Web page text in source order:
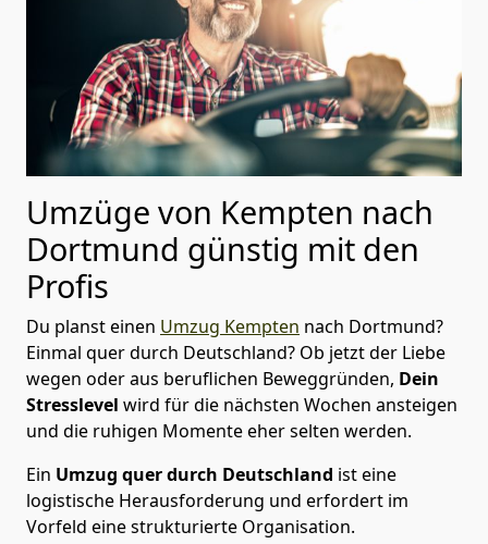
Umzüge von Kempten nach
Dortmund günstig mit den
Profis
Du planst einen Umzug Kempten nach Dortmund?
Einmal quer durch Deutschland? Ob jetzt der Liebe
wegen oder aus beruflichen Beweggründen, Dein
Stresslevel wird für die nächsten Wochen ansteigen
und die ruhigen Momente eher selten werden.
Ein Umzug quer durch Deutschland ist eine
logistische Herausforderung und erfordert im
Vorfeld eine strukturierte Organisation.